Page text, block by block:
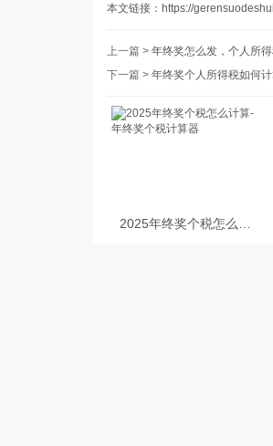
本文链接： https://
上一篇 > 年终奖怎么发，个人所
下一篇 > 年终奖个人所得税如何
2025年终奖个税怎么计